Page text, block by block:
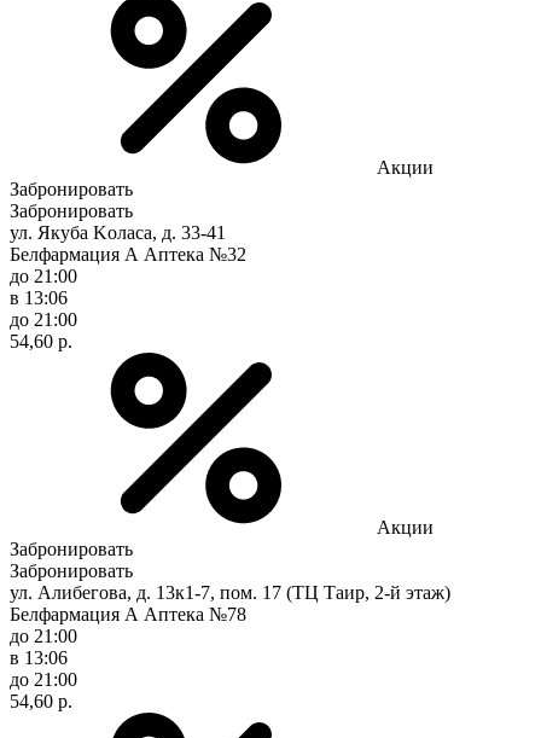
Акции
Забронировать
Забронировать
ул. Якуба Koлaca, д. 33-41
Белфармация А Аптека №32
до 21:00
в 13:06
до 21:00
54,60 р.
Акции
Забронировать
Забронировать
ул. Алибегова, д. 13к1-7, пом. 17 (ТЦ Таир, 2-й этаж)
Белфармация А Аптека №78
до 21:00
в 13:06
до 21:00
54,60 р.